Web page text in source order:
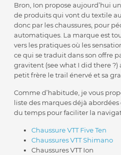
Bron, Ion propose aujourd’hui
de produits qui vont du textile
donc par les chaussures, pour
automatiques. La marque est
vers les pratiques où les
ce qui se traduit dans son offre
gravitent (see what I did there ?)
petit frère le trail énervé et sa
Comme d’habitude, je vous
liste des marques déjà
du temps pour faciliter la
Chaussure VTT Five Ten
Chaussures VTT Shimano
Chaussures VTT Ion